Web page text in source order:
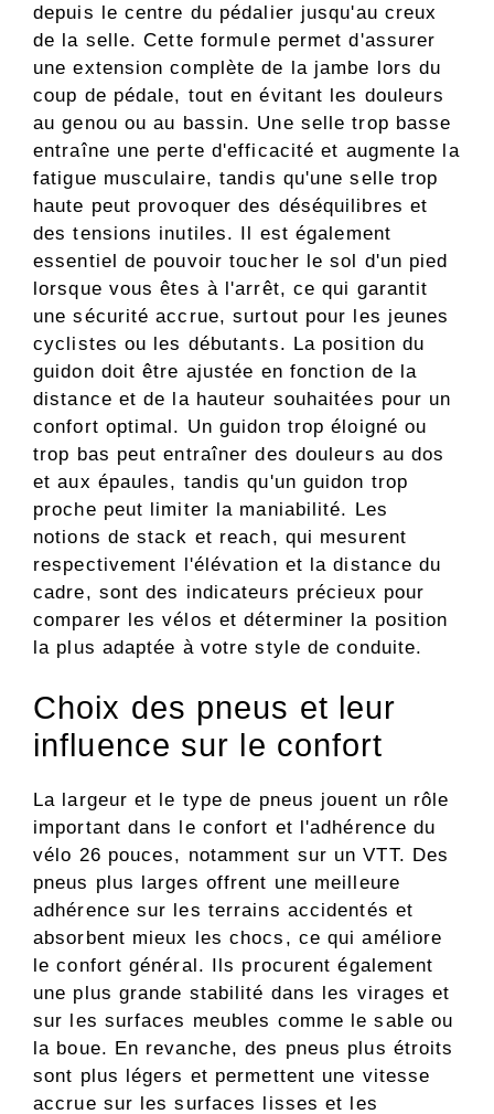
depuis le centre du pédalier jusqu'au creux
de la selle. Cette formule permet d'assurer
une extension complète de la jambe lors du
coup de pédale, tout en évitant les douleurs
au genou ou au bassin. Une selle trop basse
entraîne une perte d'efficacité et augmente la
fatigue musculaire, tandis qu'une selle trop
haute peut provoquer des déséquilibres et
des tensions inutiles. Il est également
essentiel de pouvoir toucher le sol d'un pied
lorsque vous êtes à l'arrêt, ce qui garantit
une sécurité accrue, surtout pour les jeunes
cyclistes ou les débutants. La position du
guidon doit être ajustée en fonction de la
distance et de la hauteur souhaitées pour un
confort optimal. Un guidon trop éloigné ou
trop bas peut entraîner des douleurs au dos
et aux épaules, tandis qu'un guidon trop
proche peut limiter la maniabilité. Les
notions de stack et reach, qui mesurent
respectivement l'élévation et la distance du
cadre, sont des indicateurs précieux pour
comparer les vélos et déterminer la position
la plus adaptée à votre style de conduite.
Choix des pneus et leur
influence sur le confort
La largeur et le type de pneus jouent un rôle
important dans le confort et l'adhérence du
vélo 26 pouces, notamment sur un VTT. Des
pneus plus larges offrent une meilleure
adhérence sur les terrains accidentés et
absorbent mieux les chocs, ce qui améliore
le confort général. Ils procurent également
une plus grande stabilité dans les virages et
sur les surfaces meubles comme le sable ou
la boue. En revanche, des pneus plus étroits
sont plus légers et permettent une vitesse
accrue sur les surfaces lisses et les